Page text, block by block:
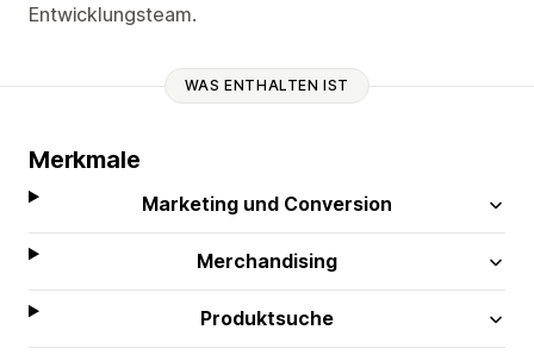
Entwicklungsteam.
WAS ENTHALTEN IST
Merkmale
Marketing und Conversion
Merchandising
Produktsuche